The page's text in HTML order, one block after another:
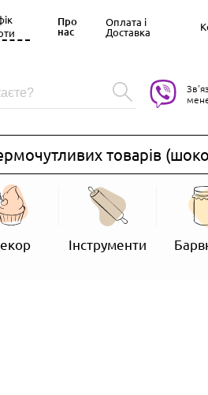
Про
нас
Оплата і
Доставка
товарів
Інструменти